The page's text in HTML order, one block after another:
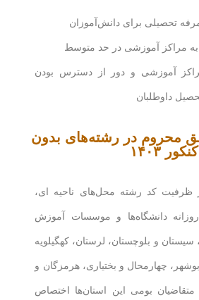
آموزشی و دور از دسترس بودن
داوطلبان
محروم در رشته‌های بدون
کنکور ۱۴۰۳
درصد از ظرفیت کد رشته محل‌های ناحیه ای،
دانشگاه‌ها و موسسات آموزش
سیستان و بلوچستان، لرستان، کهگیلویه
چهارمحال و بختیاری، هرمزگان و
سال ۱۴۰۲به متقاضیان بومی این استان‌ها اختصاص